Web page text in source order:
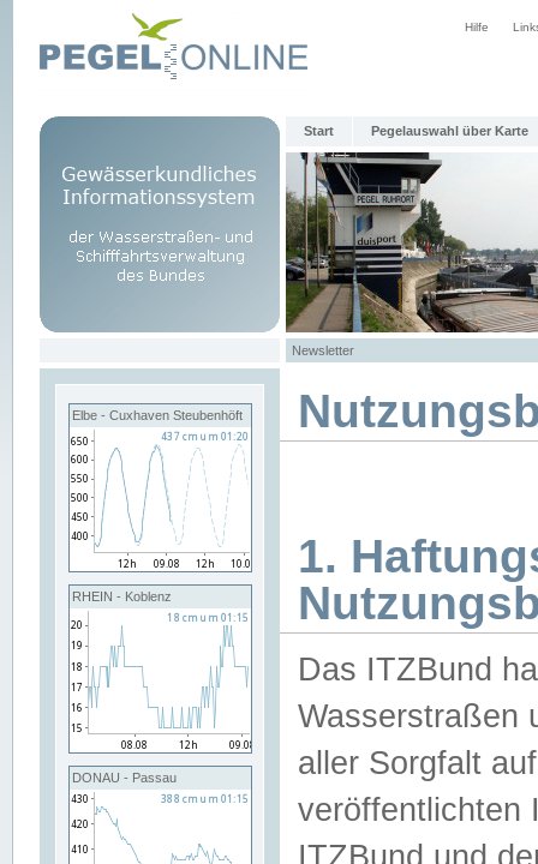
Hilfe
Start Pegelauswahl über Karte
Newsletter
Elbe - Cuxhaven Steubenhöft
RHEIN - Koblenz
DONAU - Passau
1.
Das ITZBund
Wasserstraßen
aller Sorgfalt
veröffentlichten
ITZBund und